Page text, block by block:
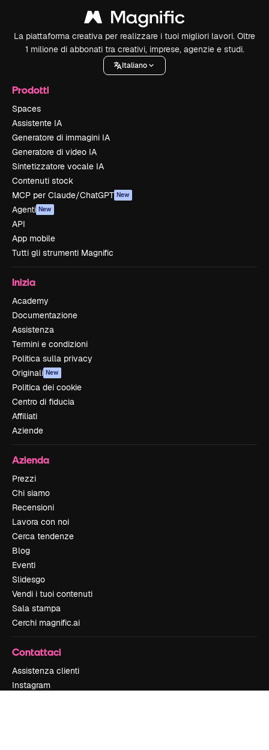
La piattaforma creativa per realizzare i tuoi migliori lavori. Oltre
1 milione di abbonati tra creativi, imprese, agenzie e studi.
Italiano
Prodotti
Spaces
Assistente IA
Generatore di immagini IA
Generatore di video IA
Sintetizzatore vocale IA
Contenuti stock
MCP per Claude/ChatGPT New
Agenti New
API
App mobile
Tutti gli strumenti Magnific
Inizia
Academy
Documentazione
Assistenza
Termini e condizioni
Politica sulla privacy
Originali New
Politica dei cookie
Centro di fiducia
Affiliati
Aziende
Azienda
Prezzi
Chi siamo
Recensioni
Lavora con noi
Cerca tendenze
Blog
Eventi
Slidesgo
Vendi i tuoi contenuti
Sala stampa
Cerchi magnific.ai
Contattaci
Assistenza clienti
Instagram